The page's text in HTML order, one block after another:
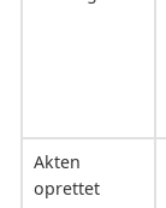
Akten
oprettet